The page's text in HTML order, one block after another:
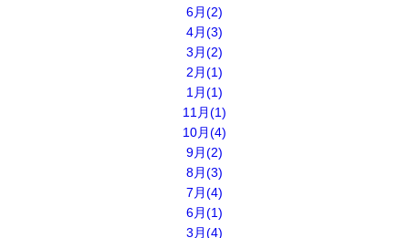
6月(2)
4月(3)
3月(2)
2月(1)
1月(1)
11月(1)
10月(4)
9月(2)
8月(3)
7月(4)
6月(1)
3月(4)